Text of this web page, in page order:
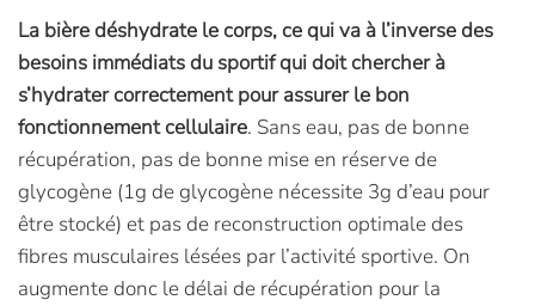
La bière déshydrate le corps, ce qui va à l’inverse des
besoins immédiats du sportif qui doit chercher à
s’hydrater correctement pour assurer le bon
fonctionnement cellulaire. Sans eau, pas de bonne
récupération, pas de bonne mise en réserve de
glycogène (1g de glycogène nécessite 3g d’eau pour
être stocké) et pas de reconstruction optimale des
fibres musculaires lésées par l’activité sportive. On
augmente donc le délai de récupération pour la